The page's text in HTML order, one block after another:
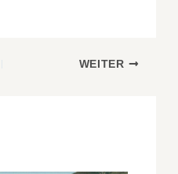
WEITER